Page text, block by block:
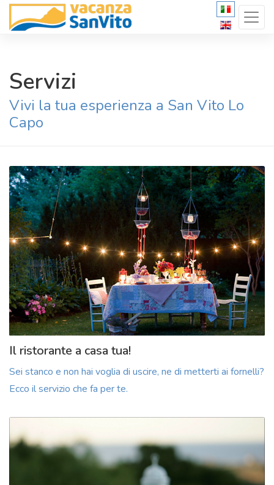
Servizi
Vivi la tua esperienza a San Vito Lo
Capo
Il ristorante a casa tua!
Sei stanco e non hai voglia di uscire, ne di metterti ai fornelli?
Ecco il servizio che fa per te.